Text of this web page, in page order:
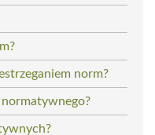
norm?
normatywnego?